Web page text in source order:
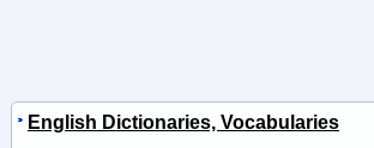
English Dictionaries, Vocabularies